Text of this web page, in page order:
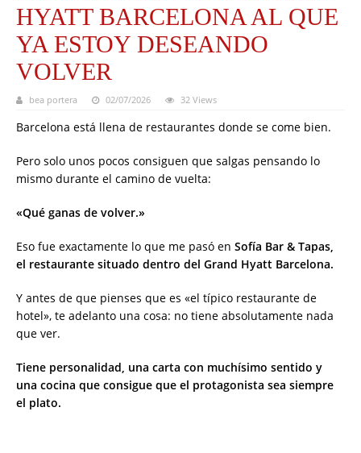
HYATT BARCELONA AL QUE
YA ESTOY DESEANDO
VOLVER
bea portera 02/07/2026 32 Views
Barcelona está llena de restaurantes donde se come bien.
Pero solo unos pocos consiguen que salgas pensando lo
mismo durante el camino de vuelta:
«Qué ganas de volver.»
Eso fue exactamente lo que me pasó en Sofía Bar & Tapas,
el restaurante situado dentro del Grand Hyatt Barcelona.
Y antes de que pienses que es «el típico restaurante de
hotel», te adelanto una cosa: no tiene absolutamente nada
que ver.
Tiene personalidad, una carta con muchísimo sentido y
una cocina que consigue que el protagonista sea siempre
el plato.